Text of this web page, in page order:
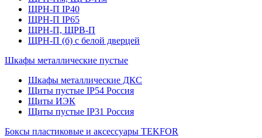
ЩРН-П IP40
ЩРН-П IP65
ЩРН-П, ЩРВ-П
ЩРН-П (б) с белой дверцей
Шкафы металлические пустые
Шкафы металлические ДКС
Щиты пустые IP54 Россия
Щиты ИЭК
Щиты пустые IP31 Россия
Боксы пластиковые и аксессуары TEKFOR